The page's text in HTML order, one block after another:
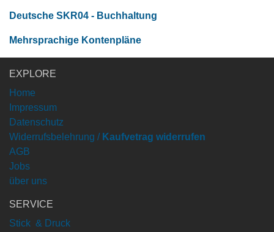
Deutsche SKR04 - Buchhaltung
Mehrsprachige Kontenpläne
EXPLORE
Home
Impressum
Datenschutz
Widerrufsbelehrung / Kaufvetrag widerrufen
AGB
Jobs
über uns
SERVICE
Stick & Druck